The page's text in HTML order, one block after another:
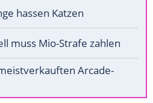
hassen Katzen
muss Mio-Strafe zahlen
Arcade-